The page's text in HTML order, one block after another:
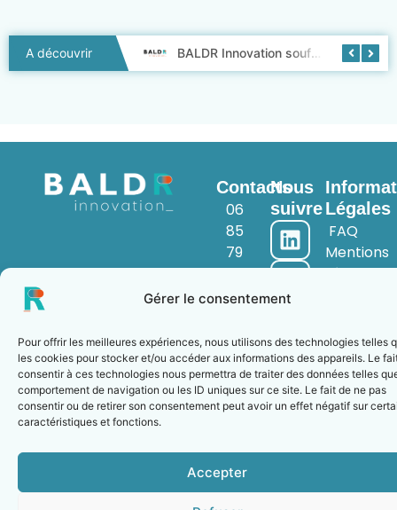
Gérer le consentement
Pour offrir les meilleures expériences, nous utilisons des technologies telles
les cookies pour stocker et/ou accéder aux informations des appareils. Le
consentir à ces technologies nous permettra de traiter des données telles
comportement de navigation ou les ID uniques sur ce site. Le fait de ne pas
consentir ou de retirer son consentement peut avoir un effet négatif sur
caractéristiques et fonctions.
Accepter
A découvrir BALDR Innovation souffle ses 3 bougies !
Contacts
06
85
79
62
45
innovation.fr
Nous
suivreLégales
FAQ
Mentions
Légales
© 2024 BALDR Innovation - Tous droits réservés